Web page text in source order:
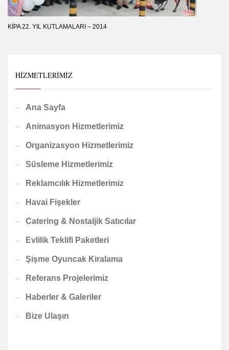
KIPA 22. YIL KUTLAMALARI – 2014
HIZMETLERIMIZ
Ana Sayfa
Animasyon Hizmetlerimiz
Organizasyon Hizmetlerimiz
Süsleme Hizmetlerimiz
Reklamcılık Hizmetlerimiz
Havai Fişekler
Catering & Nostaljik Satıcılar
Evlilik Teklifi Paketleri
Şişme Oyuncak Kiralama
Referans Projelerimiz
Haberler & Galeriler
Bize Ulaşın